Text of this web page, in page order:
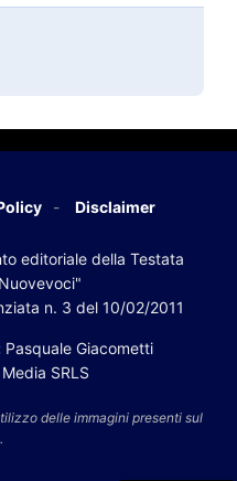
Disclaimer
editoriale della Testata
n. 3 del 10/02/2011
Pasquale Giacometti
SRLS
delle immagini presenti sul